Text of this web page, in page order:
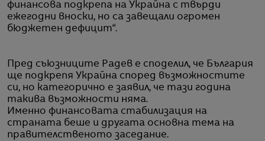
финансова подкрепа на Украйна с твърди
ежегодни вноски, но са завещали огромен
бюджетен дефицит“.
Пред съюзниците Радев е споделил, че България
ще подкрепя Украйна според възможностите
си, но категорично е заявил, че тази година
такива възможности няма.
Именно финансовата стабилизация на
страната беше и другата основна тема на
правителственото заседание.